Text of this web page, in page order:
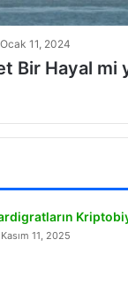
Ocak 11, 2024
Bir Hayal mi
Kasım 11, 2025